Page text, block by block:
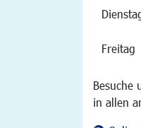
Freitag
Besuche
in allen